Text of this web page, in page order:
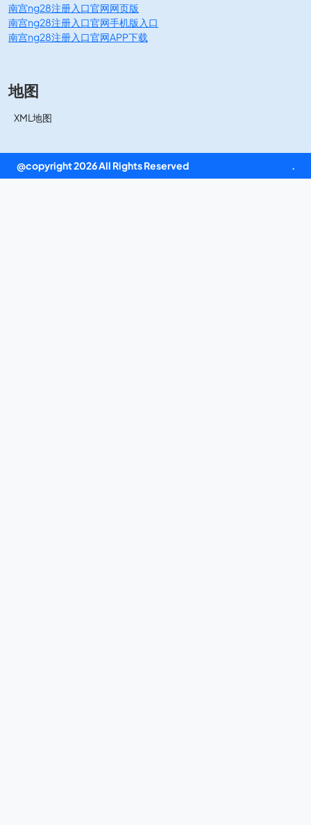
南宫ng28注册入口官网网页版
南宫ng28注册入口官网手机版入口
南宫ng28注册入口官网APP下载
地图
XML地图
@copyright 2026 All Rights Reserved .